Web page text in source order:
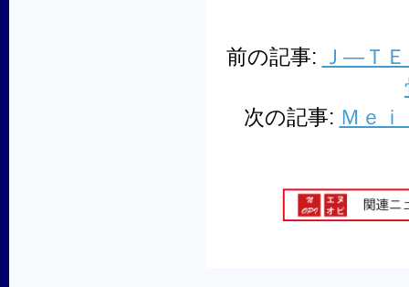
前の記事: Ｊ―Ｔ
次の記事: Ｍｅ